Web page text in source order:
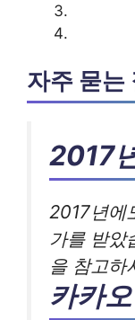
자주 묻는
2017
2017년에
가를 받았
을 참고하
카카